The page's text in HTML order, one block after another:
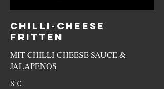
CHILLI-CHEESE
FRITTEN
MIT CHILLI-CHEESE SAUCE &
JALAPENOS
8 €